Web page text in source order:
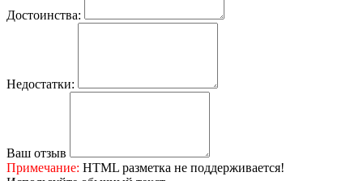
Достоинства:
Недостатки:
Ваш отзыв
Примечание: HTML разметка не поддерживается!